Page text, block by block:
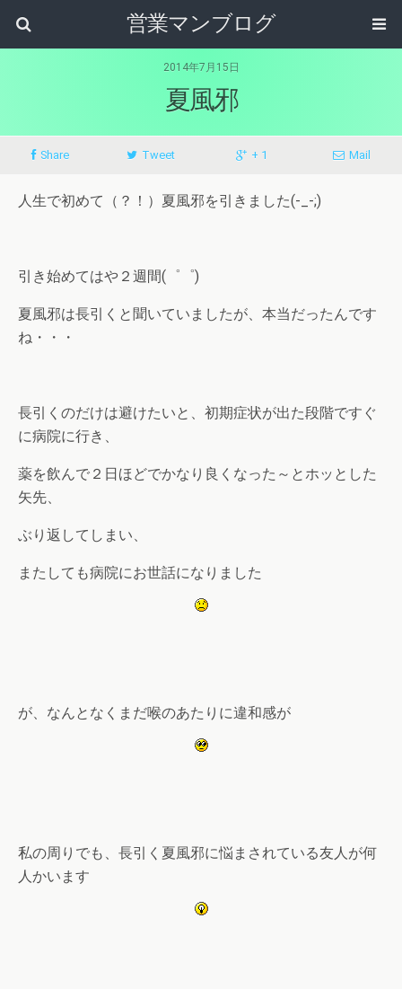
営業マンブログ
2014年7月15日
夏風邪
Share Tweet + 1 Mail
人生で初めて（？！）夏風邪を引きました(-_-;)
引き始めてはや２週間(゜゜)
夏風邪は長引くと聞いていましたが、本当だったんです
ね・・・
長引くのだけは避けたいと、初期症状が出た段階ですぐ
に病院に行き、
薬を飲んで２日ほどでかなり良くなった～とホッとした
矢先、
ぶり返してしまい、
またしても病院にお世話になりました
が、なんとなくまだ喉のあたりに違和感が
私の周りでも、長引く夏風邪に悩まされている友人が何
人かいます